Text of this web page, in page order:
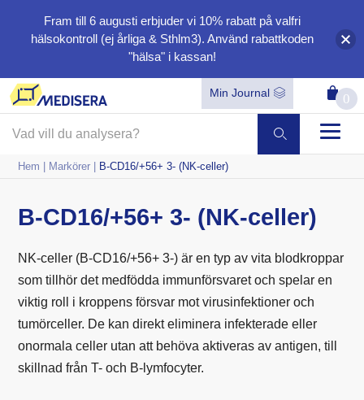
Min Journal 0
Hem | Markörer | B-CD16/+56+ 3- (NK-celler)
B-CD16/+56+ 3- (NK-celler)
NK-celler (B-CD16/+56+ 3-) är en typ av vita blodkroppar
som tillhör det medfödda immunförsvaret och spelar en
viktig roll i kroppens försvar mot virusinfektioner och
tumörceller. De kan direkt eliminera infekterade eller
onormala celler utan att behöva aktiveras av antigen, till
skillnad från T- och B-lymfocyter.
Fram till 6 augusti erbjuder vi 10%rabatt på valfri
hälsokontroll (ej årliga & Sthlm3). Använd rabattkoden
"hälsa"i kassan!